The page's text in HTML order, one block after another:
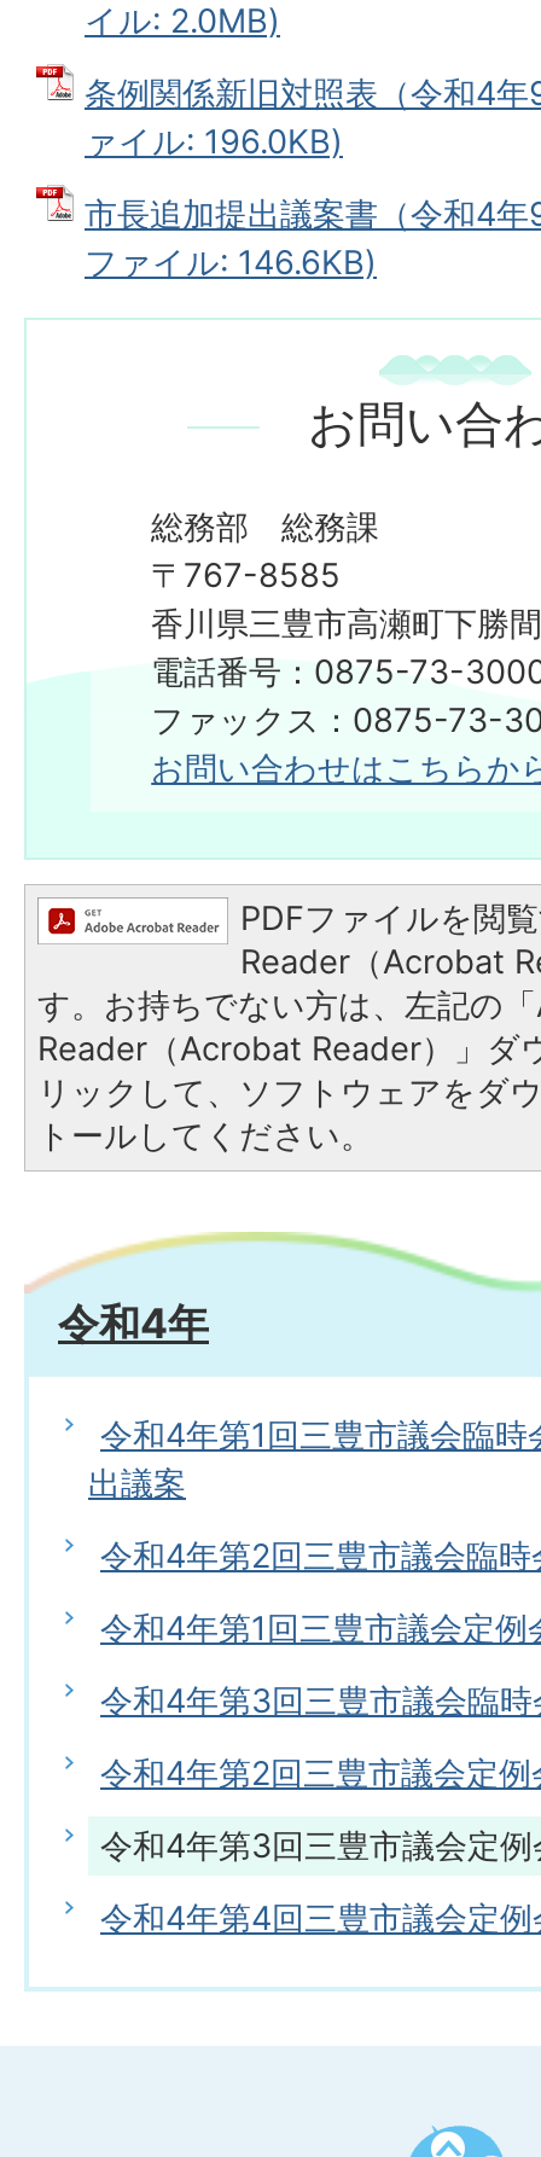
イル: 2.0MB)
条例関係新旧対照表（令和4
ァイル: 196.0KB)
市長追加提出議案書（令和4
ファイル: 146.6KB)
お問い合
総務部 総務課
〒767-8585
香川県三豊市高瀬町下勝
電話番号：0875-73-
ファックス：0875-73-
お問い合わせはこちらか
PDFファイルを閲
Reader（Acrobat
す。お持ちでない方は、左記の
Reader（Acrobat Reader）」ダ
リックして、ソフトウェアをダ
トールしてください。
令和4年
令和4年第1回三豊市議会臨
出議案
令和4年第2回三豊市議会臨
令和4年第1回三豊市議会定例
令和4年第3回三豊市議会臨
令和4年第2回三豊市議会定
令和4年第3回三豊市議会定
令和4年第4回三豊市議会定